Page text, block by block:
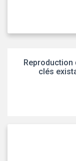
Reproduction
clés